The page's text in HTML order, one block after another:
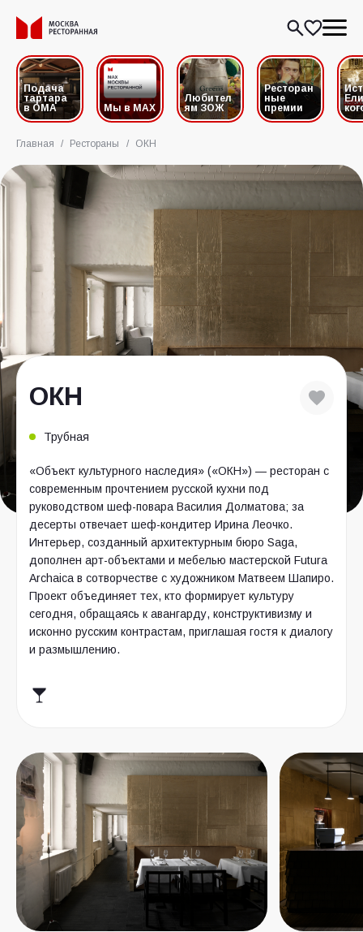
Подача
тартара
в ОМА
Мы в MAX
Любител
ям ЗОЖ
Ресторан
ные
премии
Главная / Рестораны / ОКН
ОКН
Трубная
«Объект культурного наследия» («ОКН») — ресторан с
современным прочтением русской кухни под
руководством шеф-повара Василия Долматова; за
десерты отвечает шеф-кондитер Ирина Леочко.
Интерьер, созданный архитектурным бюро Saga,
дополнен арт-объектами и мебелью мастерской Futura
Archaica в сотворчестве с художником Матвеем Шапиро.
Проект объединяет тех, кто формирует культуру
сегодня, обращаясь к авангарду, конструктивизму и
исконно русским контрастам, приглашая гостя к диалогу
и размышлению.